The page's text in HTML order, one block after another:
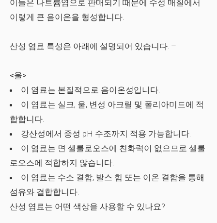
이들은 나트륨염으로 판매되기 때문에 수성 매질에서
이렇게 큰 음이온을 형성합니다.
산성 염료 특성은 아래에 설명되어 있습니다. –
<울>
이 염료는 본질적으로 음이온성입니다.
이 염료는 실크, 울, 변성 아크릴 및 폴리아미드에 적
합합니다.
강산성에서 중성 pH 수조까지 적용 가능합니다.
이 염료는 면 셀룰로오스에 친화력이 없으므로 셀룰
로오스에 적합하지 않습니다.
이 염료는 수소 결합, 발스 힘 또는 이온 결합을 통해
섬유와 결합합니다.
산성 염료는 어떤 색상을 사용할 수 있나요?